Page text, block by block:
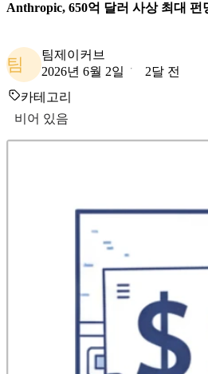
Anthropic, 650억 달러 사상 최대
팀
팀제이커브
2026년 6월 2일
2달 전
카테고리
비어 있음